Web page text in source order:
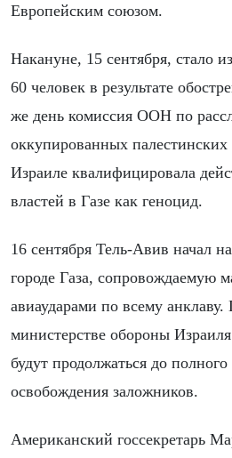
Европейским союзом.
Накануне, 15 сентября, стало
60 человек в результате
же день комиссия ООН по
оккупированных палестинских
Израиле квалифицировала
властей в Газе как геноцид.
16 сентября Тель-Авив начал
городе Газа, сопровождаемую
авиаударами по всему анклаву.
министерстве обороны
будут продолжаться до
освобождения заложников.
Американский госсекретарь